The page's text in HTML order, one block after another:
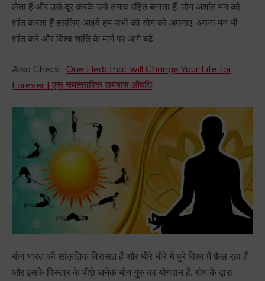
लेता हैं और उसे दूर करके उसे तनाव रहित बनाता हैं. योग अशांत मन को
शांत करता हैं इसलिए आइये हम सभी को योग को अपनाए. अपना मन भी
शांत करे और विश्व शांति के मार्ग पर आगे बढे.
Also Check : One Herb that will Change Your Life for
Forever | एक चमत्कारिक रामबाण औषधि
योग भारत की सांकृतिक विरासत हैं और धीरे धीरे ये पुरे विश्व में फ़ैल रहा हैं
और इसके विस्तार के पीछे अनेक योग गुरु का योगदान हैं. योग के द्वारा